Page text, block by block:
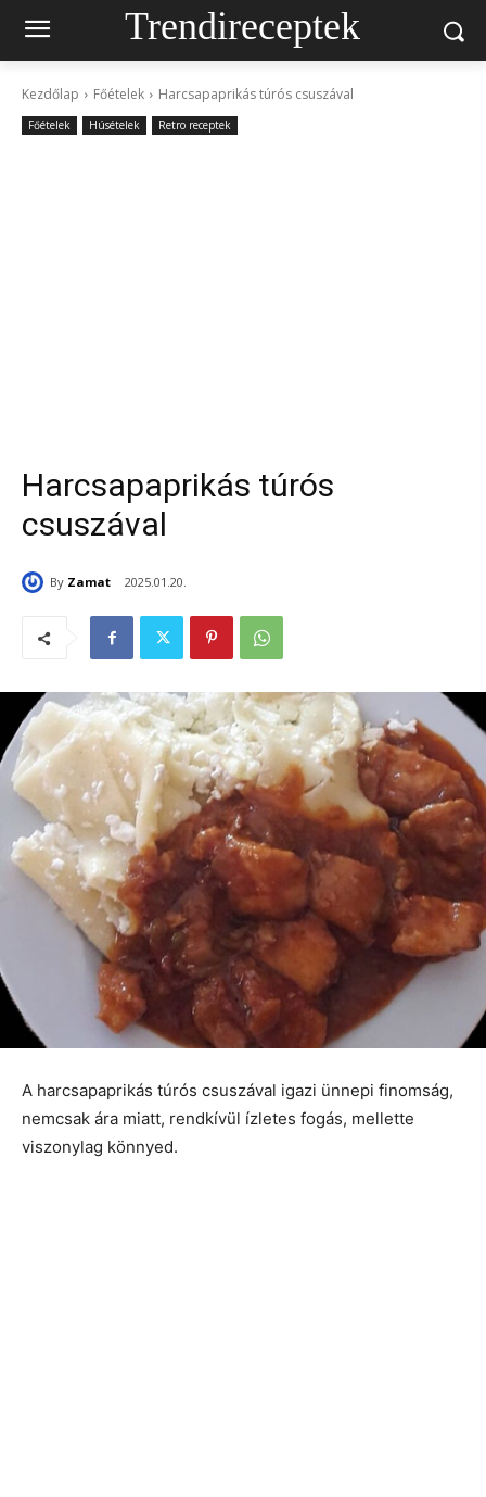
Trendireceptek
Kezdőlap Főételek Harcsapaprikás túrós csuszával
Főételek Húsételek Retro receptek
Harcsapaprikás túrós
csuszával
By Zamat 2025.01.20.
A harcsapaprikás túrós csuszával igazi ünnepi finomság,
nemcsak ára miatt, rendkívül ízletes fogás, mellette
viszonylag könnyed.